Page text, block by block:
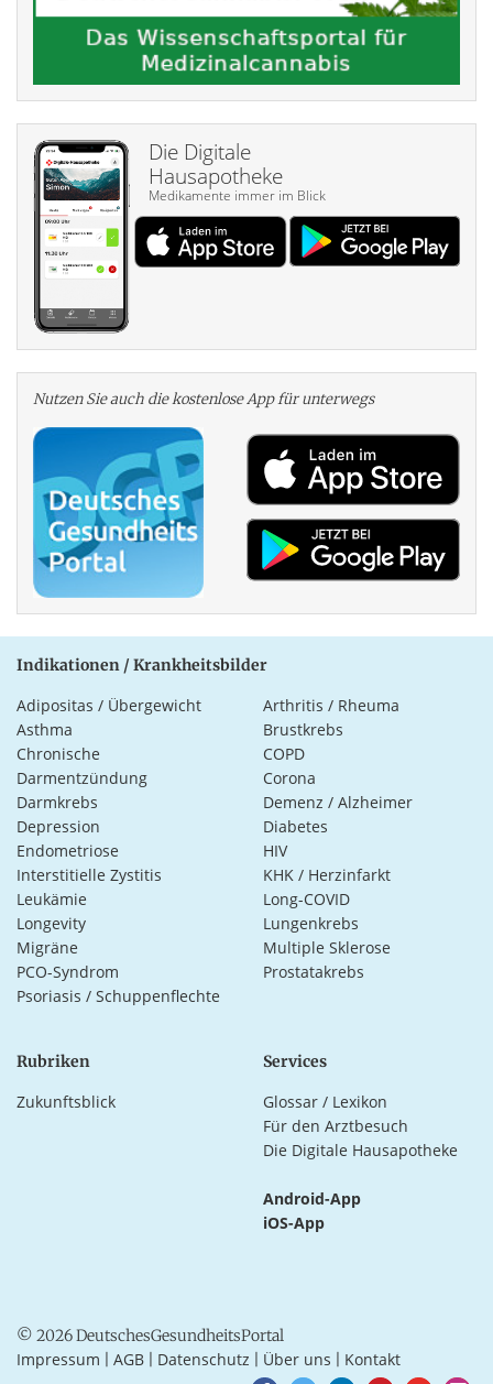
Die Digitale
Hausapotheke
Medikamente immer im Blick
Nutzen Sie auch die kosten­lose App für unterwegs
Indikationen / Krankheitsbilder
Adipositas / Übergewicht
Arthritis / Rheuma
Asthma
Brustkrebs
Chronische
Darmentzündung
COPD
Corona
Darmkrebs
Demenz / Alzheimer
Depression
Diabetes
Endometriose
HIV
Interstitielle Zystitis
KHK / Herzinfarkt
Leukämie
Long-COVID
Longevity
Lungenkrebs
Migräne
Multiple Sklerose
PCO-Syndrom
Prostatakrebs
Psoriasis / Schuppenflechte
Rubriken
Zukunftsblick
Services
Glossar / Lexikon
Für den Arztbesuch
Die Digitale Hausapotheke
Android-App
iOS-App
© 2026 DeutschesGesundheitsPortal
Impressum AGB Datenschutz Über uns Kontakt